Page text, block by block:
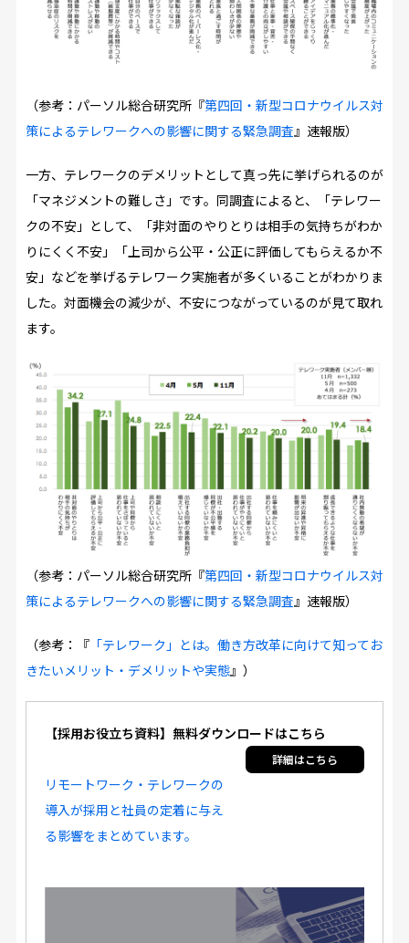
（参考：パーソル総合研究所『第四回・新型コロナウイルス対
策によるテレワークへの影響に関する緊急調査』速報版）
一方、テレワークのデメリットとして真っ先に挙げられるのが
「マネジメントの難しさ」です。同調査によると、「テレワー
クの不安」として、「非対面のやりとりは相手の気持ちがわか
りにくく不安」「上司から公平・公正に評価してもらえるか不
安」などを挙げるテレワーク実施者が多くいることがわかりま
した。対面機会の減少が、不安につながっているのが見て取れ
ます。
（参考：パーソル総合研究所『第四回・新型コロナウイルス対
策によるテレワークへの影響に関する緊急調査 』速報版）
（参考：『「テレワーク」とは。働き方改革に向けて知ってお
きたいメリット・デメリットや実態』）
【採用お役立ち資料】無料ダウンロードはこちら
リモートワーク・テレワークの
導入が採用と社員の定着に与え
る影響をまとめています。